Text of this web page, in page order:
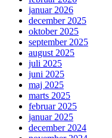
januar 2026
december 2025
oktober 2025
september 2025
august 2025
juli 2025
juni 2025
maj 2025
marts 2025
februar 2025
januar 2025
december 2024